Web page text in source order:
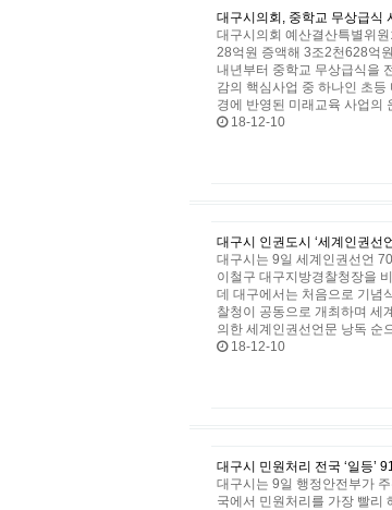
대구시의회, 중학교 무상급식
대구시의회 예산결산특별위
28억원 증액해 3조2천628억
내년부터 중학교 무상급식을
감의 핵심사업 중 하나인 초
경에 반영된 미래교육 사업의
18-12-10
대구시 인권도시 ‘세계인권선
대구시는 9일 세계인권선언
이철구 대구지방경찰청장을
데 대구에서는 처음으로 기념
찰청이 공동으로 개최하며 세
의한 세계인권선언문 낭독 순
18-12-10
대구시 민원처리 전국 ‘일등’
대구시는 9일 행정안전부가
국에서 민원처리를 가장 빨리